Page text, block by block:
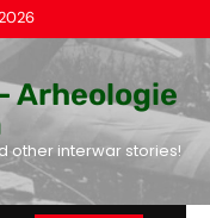
Arheologie
other interwar stories!